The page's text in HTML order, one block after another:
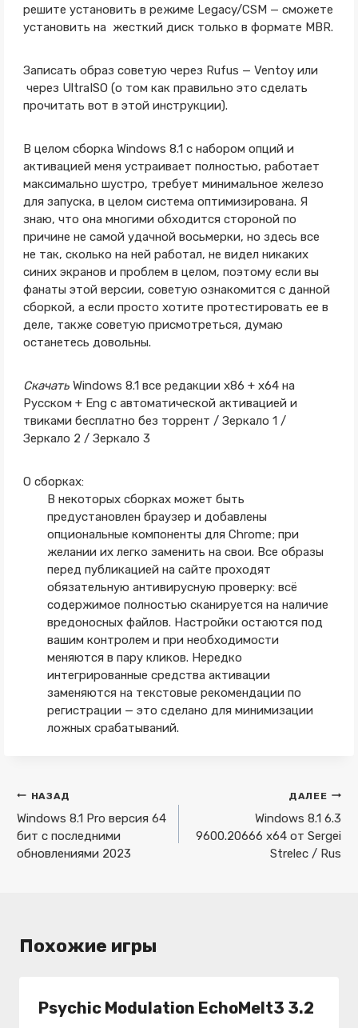
решите установить в режиме Legacy/CSM — сможете
установить на жесткий диск только в формате MBR.
Записать образ советую через Rufus — Ventoy или
через UltraISO (о том как правильно это сделать
прочитать вот в этой инструкции).
В целом сборка Windows 8.1 с набором опций и
активацией меня устраивает полностью, работает
максимально шустро, требует минимальное железо
для запуска, в целом система оптимизирована. Я
знаю, что она многими обходится стороной по
причине не самой удачной восьмерки, но здесь все
не так, сколько на ней работал, не видел никаких
синих экранов и проблем в целом, поэтому если вы
фанаты этой версии, советую ознакомится с данной
сборкой, а если просто хотите протестировать ее в
деле, также советую присмотреться, думаю
останетесь довольны.
Скачать Windows 8.1 все редакции x86 + x64 на
Русском + Eng с автоматической активацией и
твиками бесплатно без торрент / Зеркало 1 /
Зеркало 2 / Зеркало 3
О сборках:
В некоторых сборках может быть
предустановлен браузер и добавлены
опциональные компоненты для Chrome; при
желании их легко заменить на свои. Все образы
перед публикацией на сайте проходят
обязательную антивирусную проверку: всё
содержимое полностью сканируется на наличие
вредоносных файлов. Настройки остаются под
вашим контролем и при необходимости
меняются в пару кликов. Нередко
интегрированные средства активации
заменяются на текстовые рекомендации по
регистрации — это сделано для минимизации
ложных срабатываний.
Навигация
по
записям
НАЗАД
Windows 8.1 Pro версия 64
бит с последними
обновлениями 2023
ДАЛЕЕ
Windows 8.1 6.3
9600.20666 x64 от Sergei
Strelec / Rus
Похожие игры
Psychic Modulation EchoMelt3 3.2